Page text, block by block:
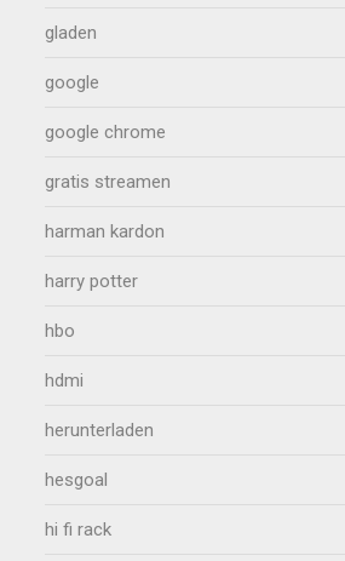
gladen
google
google chrome
gratis streamen
harman kardon
harry potter
hbo
hdmi
herunterladen
hesgoal
hi fi rack